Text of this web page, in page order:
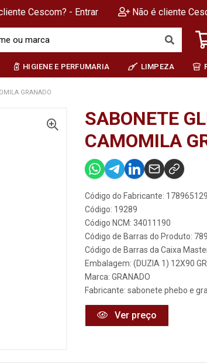
Cescom? - Entrar Não é cliente
HIGIENE E PERFUMARIA LIMPEZA
GRANADO
SABONETE
CAMOMILA
Código do Fabricante:
Código: 19289
Código NCM: 34011190
Código de Barras do Produto:
Código de Barras da Caixa
Embalagem: (DUZIA 1) 12X90 GR
Marca: GRANADO
Fabricante: sabonete phebo e
Ver preço